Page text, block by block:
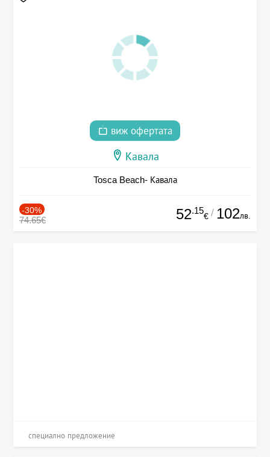
виж офертата
Кавала
Tosca Beach- Кавала
-30%
74.65€ 52.15
€ / 102лв.
специално предложение